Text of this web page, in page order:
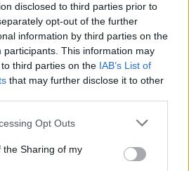
disclosed to third parties prior to
opt-out of the further
information by third parties on the
participants. This information may
third parties on the IAB’s List of
that may further disclose it to other
app uses one or more Google
usage behaviour. You may click to
Google and its third-party tags to
Opt Outs
the Sharing of my
és kockázatok,
és tulajdonosok körében
legnépszerűbb és
hogy a motor
jelentősen javítsuk
fizikai
átalakításokat